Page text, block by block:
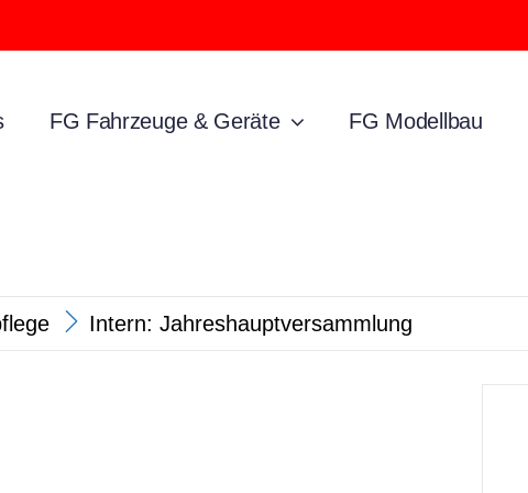
FG Fahrzeuge & Geräte FG Modellbau
Intern: Jahreshauptversammlung